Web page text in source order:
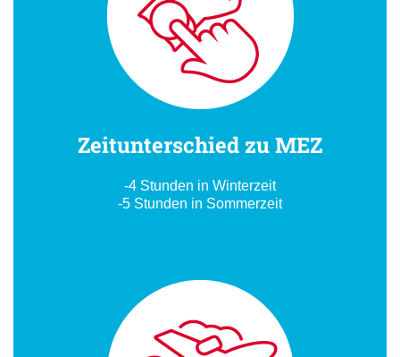
Zeitunterschied zu MEZ
-4 Stunden in Winterzeit
-5 Stunden in Sommerzeit